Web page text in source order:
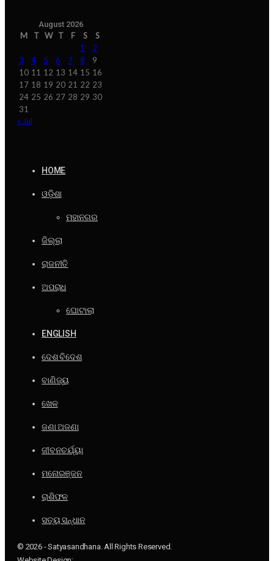
August 2026
M T W T F S
S
1
2
3
4 5 6 7 8
9
10 11 12 13 14 15 16
17 18 19 20 21 22 23
24 25 26 27 28 29 30
31
« Jul
HOME
ଓଡ଼ିଶା
ମହାନଗର
ଜିଲ୍ଲା
ରାଜନୀତି
ଅପରାଧ
ଘୋଟାଲା
ENGLISH
ଦେଶ ବିଦେଶ
ବାଣିଜ୍ୟ
ଖେଳ
ଜଣା ଅଜଣା
ଜୀବନଚର୍ଯ୍ୟା
ମନୋରଞ୍ଜନ
ରାଶିଫଳ
ସତ୍ୟ ସନ୍ଧାନ
© 2026 - Satyasandhana. All Rights Reserved.